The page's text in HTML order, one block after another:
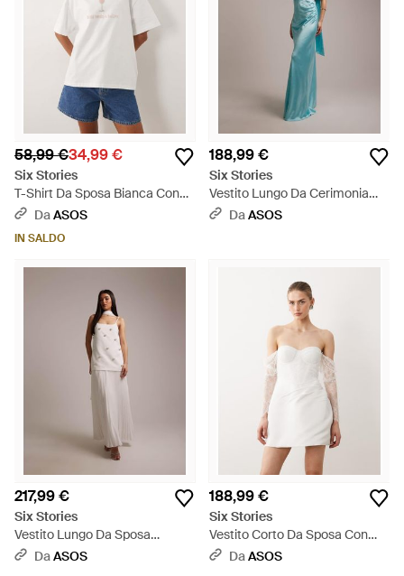
58,99 €34,99 €
Six Stories
T-Shirt Da Sposa Bianca Con
Scritta "Bride Needs A Bellini"
DaASOS
IN SALDO
188,99 €
Six Stories
Vestito Lungo Da Cerimonia
Monospalla Turchese Raccolto
DaASOS
217,99 €
Six Stories
Vestito Lungo Da Sposa
Decorato Con Perle A Pieghe
DaASOS
188,99 €
Six Stories
Vestito Corto Da Sposa Con
Spalle Scivolate E Maniche -
DaASOS